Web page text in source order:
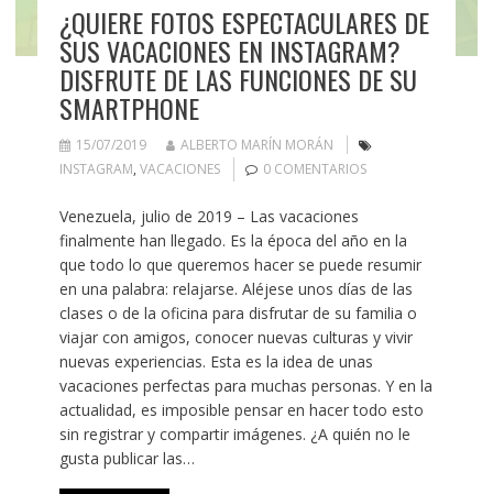
¿QUIERE FOTOS ESPECTACULARES DE
SUS VACACIONES EN INSTAGRAM?
DISFRUTE DE LAS FUNCIONES DE SU
SMARTPHONE
15/07/2019
ALBERTO MARÍN MORÁN
INSTAGRAM, VACACIONES 0 COMENTARIOS
Venezuela, julio de 2019 – Las vacaciones
finalmente han llegado. Es la época del año en la
que todo lo que queremos hacer se puede resumir
en una palabra: relajarse. Aléjese unos días de las
clases o de la oficina para disfrutar de su familia o
viajar con amigos, conocer nuevas culturas y vivir
nuevas experiencias. Esta es la idea de unas
vacaciones perfectas para muchas personas. Y en la
actualidad, es imposible pensar en hacer todo esto
sin registrar y compartir imágenes. ¿A quién no le
gusta publicar las…